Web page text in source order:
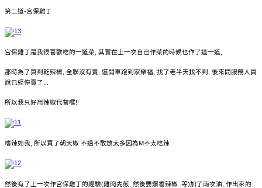
第二道-宮保雞丁
宮保雞丁是我很喜歡吃的一道菜, 其實在上一次自己作菜的時候也作了這一道,
那時為了買到乾辣椒, 全聯沒有賣, 還開車跑到家樂福, 找了老半天找不到, 後來問服務人員
說已經停賣了...
所以我只好用辣椒代替囉!!
嗜辣如我, 所以買了朝天椒 不過不敢放太多因為M不太吃辣
然後有了上一次作宮保雞丁的經驗(雞肉先煎, 然後要爆香辣椒..等)加了兩次油, 作出來的